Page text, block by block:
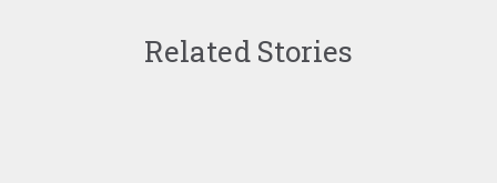
Related Stories